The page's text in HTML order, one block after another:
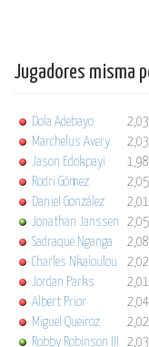
Jugadores misma
Dola Adebayo
Marchelus Avery
Jason Edokpayi
Rodri Gómez
Daniel González
Jonathan Janssen
Sadraque Nganga
Charles Nkaloulou
Jordan Parks
Albert Prior
Miguel Queiroz
Robby Robinson III